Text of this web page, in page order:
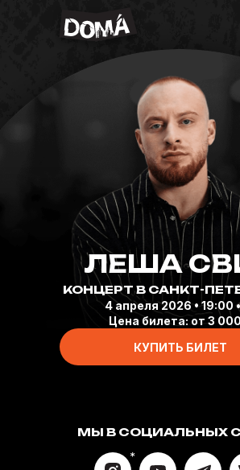
ЛЕША
КОНЦЕРТ В САНКТ-
4 апреля 2026 • 19:00
Цена билета: от 3
КУПИТЬ БИЛЕТ
МЫ В СОЦИАЛЬНЫХ
*